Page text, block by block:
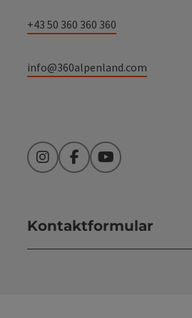
+43 50 360 360 360
info@360alpenland.com
InstagramFacebookYouTube
Kontaktformular